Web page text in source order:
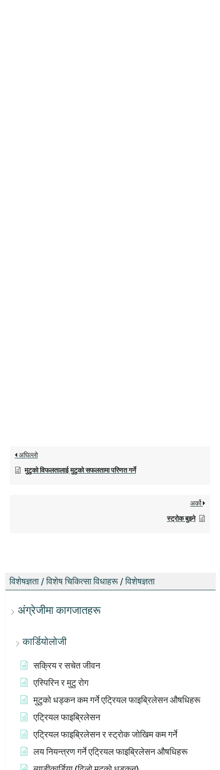
विशेषज्ञता / विशेष चिकित्सा विधाहरू / विशेषज्ञता
अंग्रेजीमा कागजातहरू
कार्डियोलोजी
सक्रिय र सचेत जीवन
एस्पिरिन र मुटु रोग
मुटुको धड्कन कम गर्ने एट्रियल फाइब्रिलेसन औषधिहरू
एट्रियल फाइब्रिलेसन
एट्रियल फाइब्रिलेसन र स्ट्रोक जोखिम कम गर्ने
लय नियन्त्रण गर्ने एट्रियल फाइब्रिलेसन औषधिहरू
अघिल्लो
मुटुको विफलतालाई मुटुको सफलतामा परिणत गर्ने
अर्को
स्ट्रोक बुझ्ने